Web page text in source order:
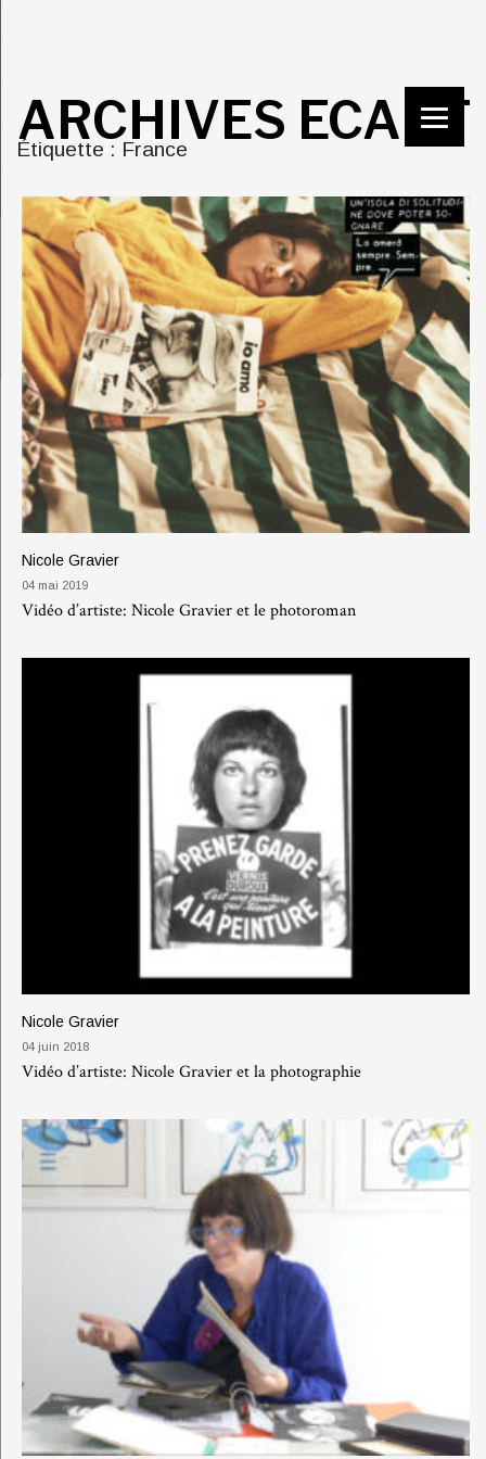
ARCHIVES ECART
Étiquette : France
Nicole Gravier
04 mai 2019
Vidéo d’artiste: Nicole Gravier et le photoroman
Nicole Gravier
04 juin 2018
Vidéo d’artiste: Nicole Gravier et la photographie